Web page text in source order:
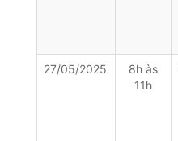
27/05/2025
8h às
11h